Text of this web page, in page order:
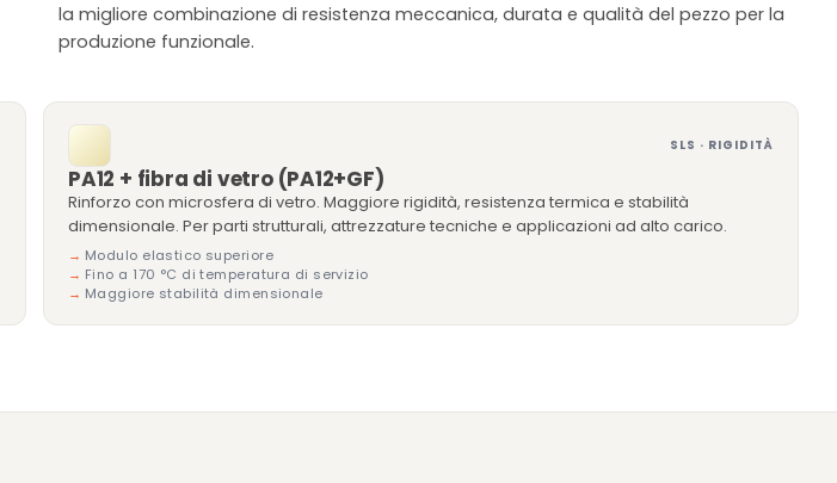
la migliore combinazione di resistenza meccanica, durata e qualità del pezzo per la
produzione funzionale.
SLS · RIGIDITÀ
PA12 + fibra di vetro (PA12+GF)
Rinforzo con microsfera di vetro. Maggiore rigidità, resistenza termica e stabilità
dimensionale. Per parti strutturali, attrezzature tecniche e applicazioni ad alto carico.
Modulo elastico superiore
Fino a 170 °C di temperatura di servizio
Maggiore stabilità dimensionale